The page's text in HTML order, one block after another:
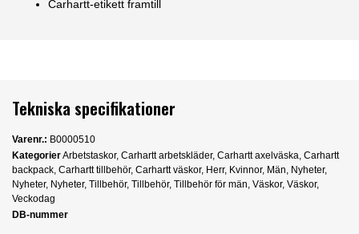
Carhartt-etikett framtill
Tekniska specifikationer
Varenr.: B0000510
KategorierArbetstaskor, Carhartt arbetskläder, Carhartt axelväska, Carhartt
backpack, Carhartt tillbehör, Carhartt väskor, Herr, Kvinnor, Män, Nyheter,
Nyheter, Nyheter, Tillbehör, Tillbehör, Tillbehör för män, Väskor, Väskor,
Veckodag
DB-nummer